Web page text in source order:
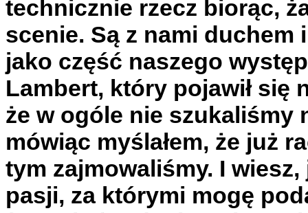
technicznie rzecz biorąc,
scenie. Są z nami
jako część naszego
Lambert, który pojawił się
że w ogóle nie szukaliśmy
mówiąc myślałem, że już
tym zajmowaliśmy. I
pasji, za którymi mogę